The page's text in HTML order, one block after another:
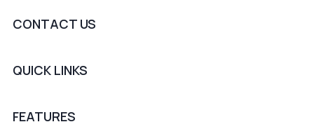
CONTACT US
QUICK LINKS
FEATURES